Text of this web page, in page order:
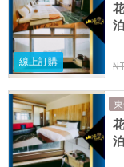
線上訂購